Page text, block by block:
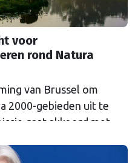
voor
rond Natura
van Brussel om
2000-gebieden uit te
gaat akkoord met